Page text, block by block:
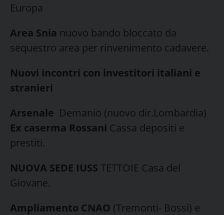
Europa
Area Snia nuovo bando bloccato da
sequestro area per rinvenimento cadavere.
Nuovi incontri con investitori italiani e
stranieri
Arsenale Demanio (nuovo dir.Lombardia)
Ex caserma Rossani Cassa depositi e
prestiti.
NUOVA SEDE IUSS TETTOIE Casa del
Giovane.
Ampliamento CNAO (Tremonti- Bossi) e